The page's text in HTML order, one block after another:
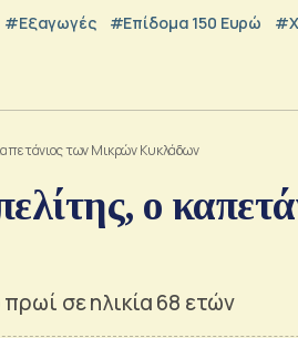
#εξαγωγές #Επίδομα 150 Ευρώ
των Μικρών Κυκλάδων
ο
σε ηλικία 68 ετών